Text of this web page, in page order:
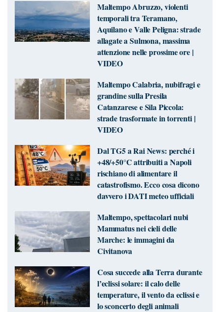
Maltempo Abruzzo, violenti
temporali tra Teramano,
Aquilano e Valle Peligna: strade
allagate a Sulmona, massima
attenzione nelle prossime ore |
VIDEO
Maltempo Calabria, nubifragi e
grandine sulla Presila
Catanzarese e Sila Piccola:
strade trasformate in torrenti |
VIDEO
Dal TG5 a Rai News: perché i
+48/+50°C attribuiti a Napoli
rischiano di alimentare il
catastrofismo. Ecco cosa dicono
davvero i DATI meteo ufficiali
Maltempo, spettacolari nubi
Mammatus nei cieli delle
Marche: le immagini da
Civitanova
Cosa succede alla Terra durante
l’eclissi solare: il calo delle
temperature, il vento da eclissi e
lo sconcerto degli animali